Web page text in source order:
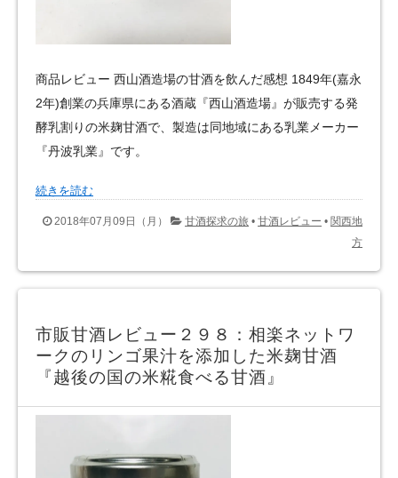
商品レビュー 西山酒造場の甘酒を飲んだ感想 1849年(嘉永
2年)創業の兵庫県にある酒蔵『西山酒造場』が販売する発
酵乳割りの米麹甘酒で、製造は同地域にある乳業メーカー
『丹波乳業』です。
続きを読む
2018年07月09日（月） 甘酒探求の旅 • 甘酒レビュー • 関西地
方
市販甘酒レビュー２９８：相楽ネットワ
ークのリンゴ果汁を添加した米麹甘酒
『越後の国の米糀食べる甘酒』